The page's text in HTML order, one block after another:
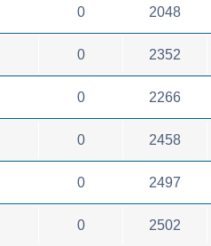
0 2048
0 2352
0 2266
0 2458
0 2497
0 2502